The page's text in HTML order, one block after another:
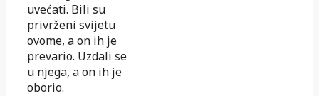
uvećati. Bili su
privrženi svijetu
ovome, a on ih je
prevario. Uzdali se
u njega, a on ih je
oborio.